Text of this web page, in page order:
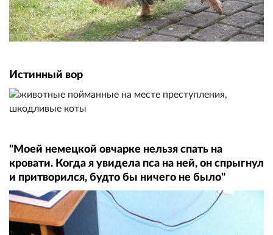
Истинный вор
"Моей немецкой овчарке нельзя спать на
кровати. Когда я увидела пса на ней, он спрыгнул
и притворился, будто бы ничего не было"